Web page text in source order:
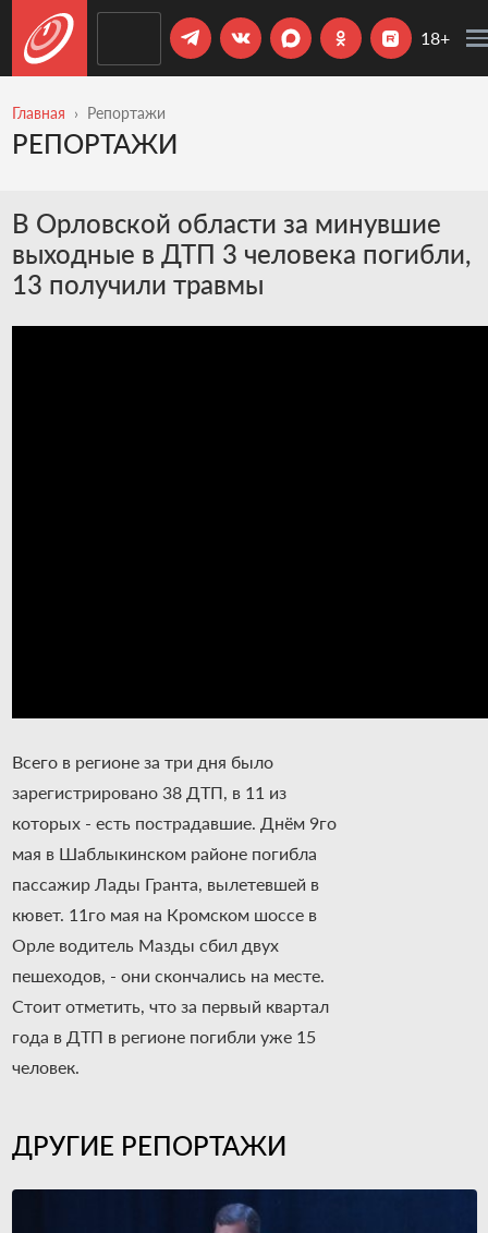
18+
Главная Репортажи
РЕПОРТАЖИ
В Орловской области за минувшие
выходные в ДТП 3 человека погибли,
13 получили травмы
Всего в регионе за три дня было
зарегистрировано 38 ДТП, в 11 из
которых - есть пострадавшие. Днём 9го
мая в Шаблыкинском районе погибла
пассажир Лады Гранта, вылетевшей в
кювет. 11го мая на Кромском шоссе в
Орле водитель Мазды сбил двух
пешеходов, - они скончались на месте.
Стоит отметить, что за первый квартал
года в ДТП в регионе погибли уже 15
человек.
ДРУГИЕ РЕПОРТАЖИ